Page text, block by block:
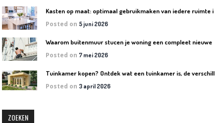
Posted on 5 juni 2026
Posted on 7 mei 2026
Posted on 3 april 2026
ZOEKEN